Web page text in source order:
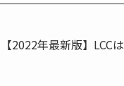
【2022年最新版】